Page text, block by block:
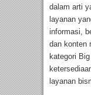
dalam arti
layanan
informasi,
dan konten
kategori
layanan